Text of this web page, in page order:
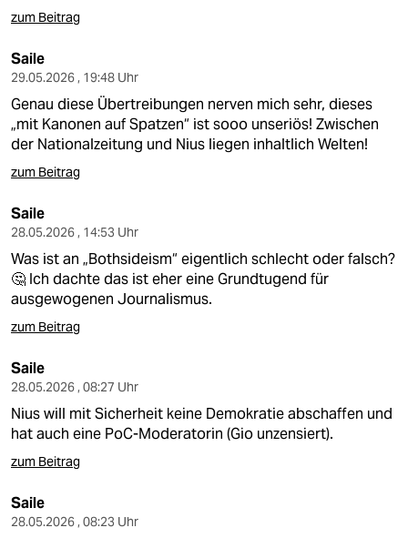
zum Beitrag
Saile
29.05.2026 , 19:48 Uhr
Genau diese Übertreibungen nerven mich sehr, dieses
„mit Kanonen auf Spatzen“ ist sooo unseriös! Zwischen
der Nationalzeitung und Nius liegen inhaltlich Welten!
zum Beitrag
Saile
28.05.2026 , 14:53 Uhr
Was ist an „Bothsideism“ eigentlich schlecht oder falsch?
🤔 Ich dachte das ist eher eine Grundtugend für
ausgewogenen Journalismus.
zum Beitrag
Saile
28.05.2026 , 08:27 Uhr
Nius will mit Sicherheit keine Demokratie abschaffen und
hat auch eine PoC-Moderatorin (Gio unzensiert).
zum Beitrag
Saile
28.05.2026 , 08:23 Uhr